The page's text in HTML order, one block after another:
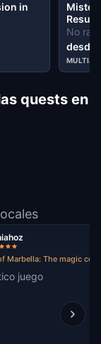
in
No
desde
quests en
Marbella: The magic
juego